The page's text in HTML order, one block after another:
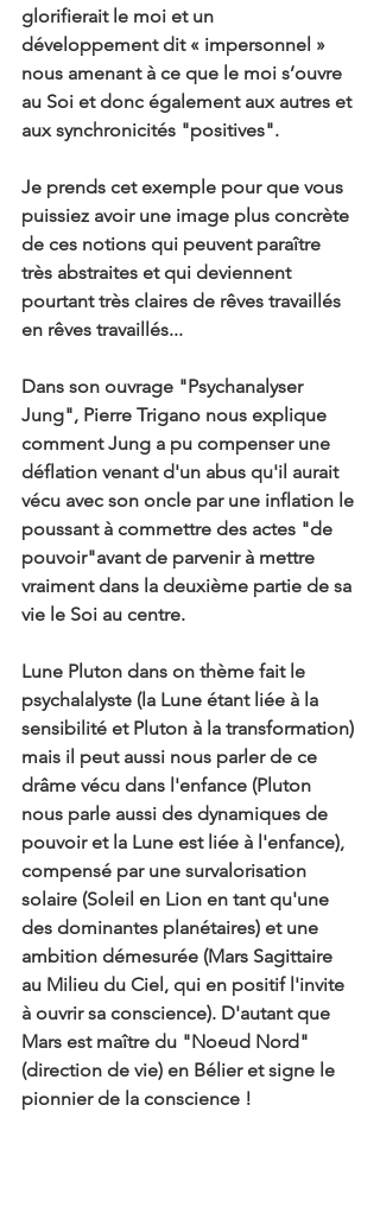
glorifierait le moi et un
développement dit « impersonnel »
nous amenant à ce que le moi s’ouvre
au Soi et donc également aux autres et
aux synchronicités "positives".
Je prends cet exemple pour que vous
puissiez avoir une image plus concrète
de ces notions qui peuvent paraître
très abstraites et qui deviennent
pourtant très claires de rêves travaillés
en rêves travaillés...
Dans son ouvrage "Psychanalyser
Jung", Pierre Trigano nous explique
comment Jung a pu compenser une
déflation venant d'un abus qu'il aurait
vécu avec son oncle par une inflation le
poussant à commettre des actes "de
pouvoir"avant de parvenir à mettre
vraiment dans la deuxième partie de sa
vie le Soi au centre.
Lune Pluton dans on thème fait le
psychalalyste (la Lune étant liée à la
sensibilité et Pluton à la transformation)
mais il peut aussi nous parler de ce
drâme vécu dans l'enfance (Pluton
nous parle aussi des dynamiques de
pouvoir et la Lune est liée à l'enfance),
compensé par une survalorisation
solaire (Soleil en Lion en tant qu'une
des dominantes planétaires) et une
ambition démesurée (Mars Sagittaire
au Milieu du Ciel, qui en positif l'invite
à ouvrir sa conscience). D'autant que
Mars est maître du "Noeud Nord"
(direction de vie) en Bélier et signe le
pionnier de la conscience !